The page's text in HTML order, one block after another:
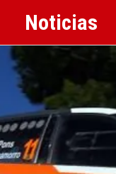
Noticias